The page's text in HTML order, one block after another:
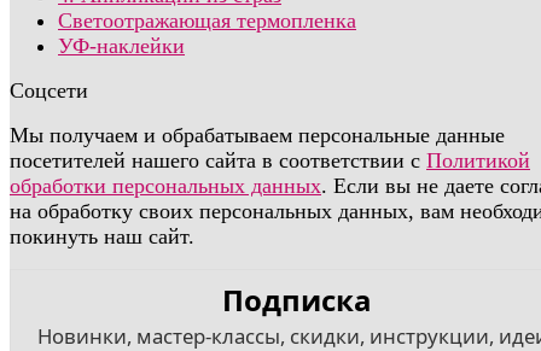
Светоотражающая термопленка
УФ-наклейки
Соцсети
Мы получаем и обрабатываем персональные данные
посетителей нашего сайта в соответствии с Политикой
обработки персональных данных. Если вы не даете
на обработку своих персональных данных, вам
покинуть наш сайт.
Подписка
Новинки, мастер-классы, скидки, инструкции,